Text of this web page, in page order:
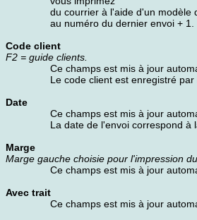
du courrier à l'aide d'un modèle
au numéro du dernier envoi + 1.
Code client
F2 = guide clients.
Ce champs est mis à jour
Le code client est enregistré
Date
Ce champs est mis à jour
La date de l'envoi correspond à
Marge
Marge gauche choisie pour l'impression
Ce champs est mis à jour
Avec trait
Ce champs est mis à jour